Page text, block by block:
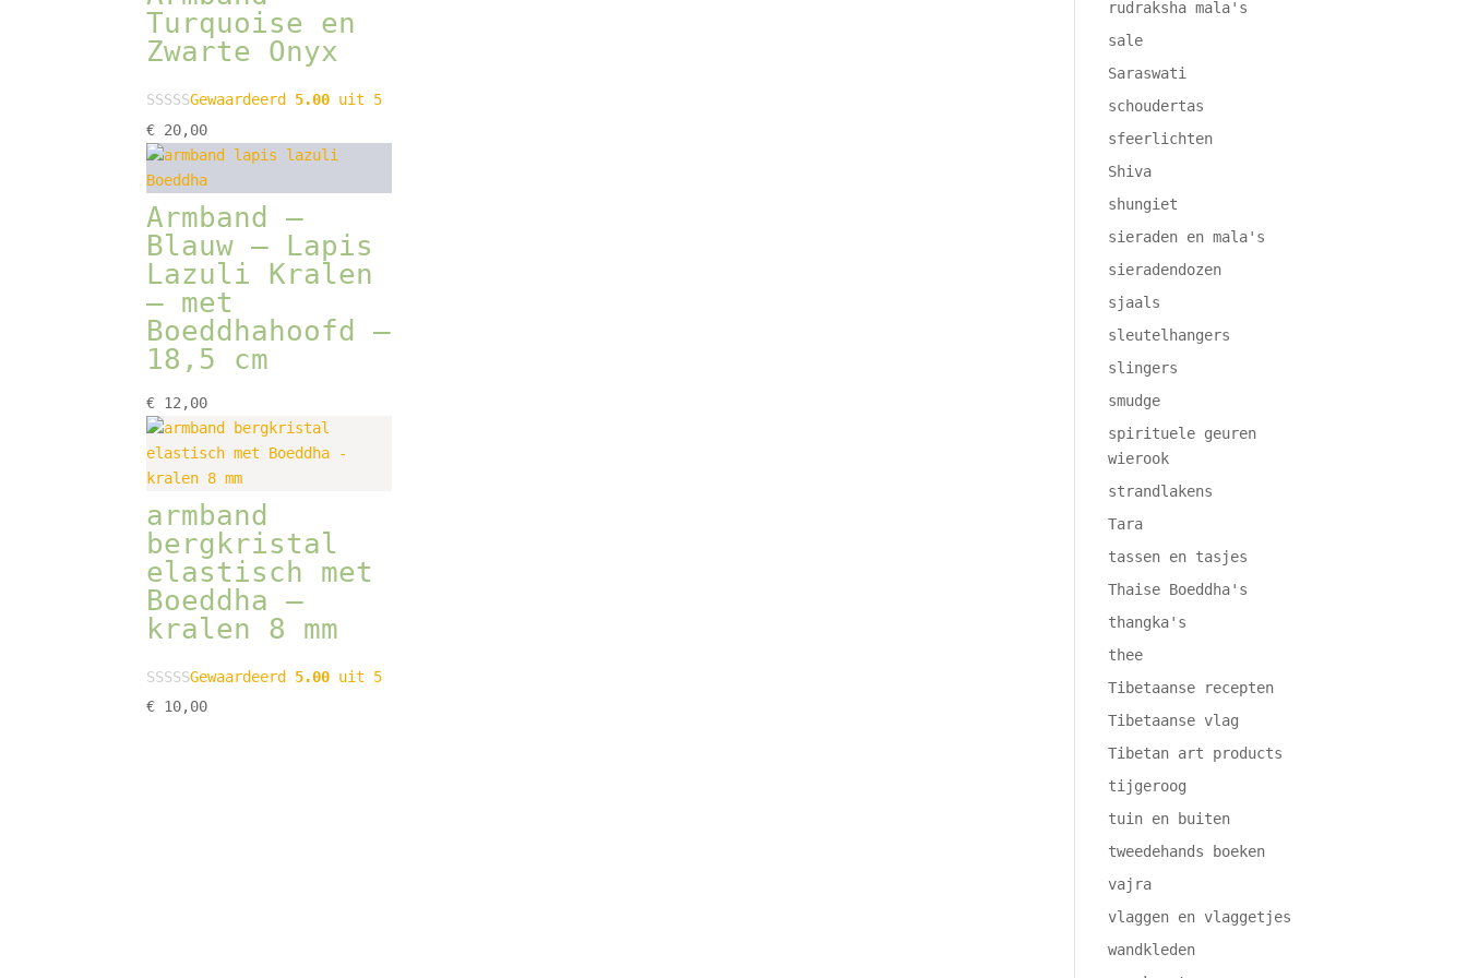
Turquoise en
Zwarte Onyx
Gewaardeerd 5.00 uit 5
€ 20,00
Armband –
Blauw – Lapis
Lazuli Kralen
– met
Boeddhahoofd –
18,5 cm
€ 12,00
armband
bergkristal
elastisch met
Boeddha –
kralen 8 mm
Gewaardeerd 5.00 uit 5
€ 10,00
rudraksha mala's
sale
Saraswati
schoudertas
sfeerlichten
Shiva
shungiet
sieraden en mala's
sieradendozen
sjaals
sleutelhangers
slingers
smudge
spirituele geuren
wierook
strandlakens
Tara
tassen en tasjes
Thaise Boeddha's
thangka's
thee
Tibetaanse recepten
Tibetaanse vlag
Tibetan art products
tijgeroog
tuin en buiten
tweedehands boeken
vajra
vlaggen en vlaggetjes
wandkleden